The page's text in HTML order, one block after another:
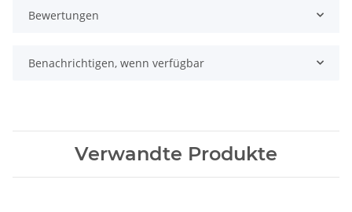
Bewertungen
Benachrichtigen, wenn verfügbar
Verwandte Produkte